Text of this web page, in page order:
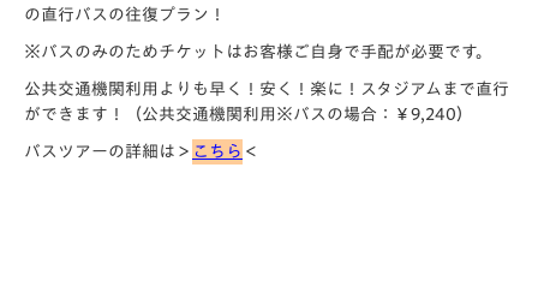
の直行バスの往復プラン！
※バスのみのためチケットはお客様ご自身で手配が必要です。
公共交通機関利用よりも早く！安く！楽に！スタジアムまで直行
ができます！（公共交通機関利用※バスの場合：￥9,240）
バスツアーの詳細は＞ こちら ＜